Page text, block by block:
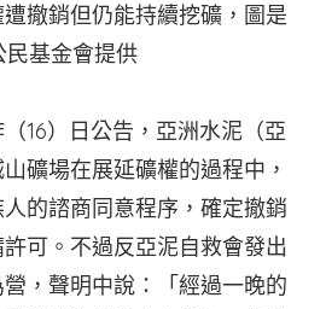
撤銷但仍能持續挖礦，圖是
民基金會提供
16）日公告，亞洲水泥（亞
礦場在展延礦權的過程中，
的諮商同意程序，確定撤銷
可。不過反亞泥自救會發出
，聲明中說：「經過一晚的